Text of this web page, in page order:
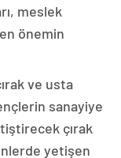
meslek
önemin
ve usta
sanayiye
çırak
yetişen